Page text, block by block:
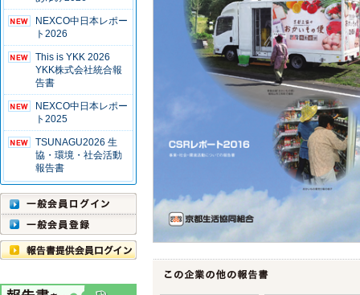
NEXCO中日本レポー
ト2026
This is YKK 2026
YKK株式会社統合報
告書
NEXCO中日本レポー
ト2025
TSUNAGU2026 生
協・環境・社会活動
報告書